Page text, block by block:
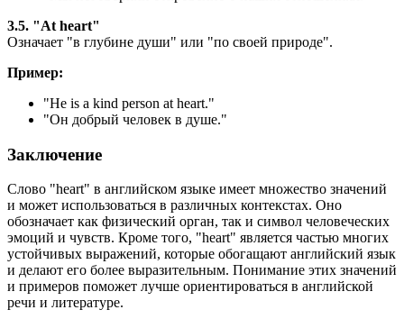
3.5. "At heart"
Означает "в глубине души" или "по своей природе".
Пример:
"He is a kind person at heart."
"Он добрый человек в душе."
Заключение
Слово "heart" в английском языке имеет множество значений
и может использоваться в различных контекстах. Оно
обозначает как физический орган, так и символ человеческих
эмоций и чувств. Кроме того, "heart" является частью многих
устойчивых выражений, которые обогащают английский язык
и делают его более выразительным. Понимание этих значений
и примеров поможет лучше ориентироваться в английской
речи и литературе.